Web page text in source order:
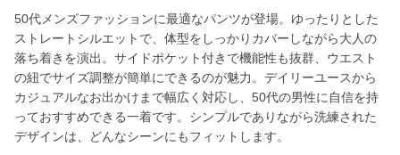
50代メンズファッションに最適なパンツが登場。ゆったりとした
ストレートシルエットで、体型をしっかりカバーしながら大人の
落ち着きを演出。サイドポケット付きで機能性も抜群、ウエスト
の紐でサイズ調整が簡単にできるのが魅力。デイリーユースから
カジュアルなお出かけまで幅広く対応し、50代の男性に自信を持
っておすすめできる一着です。シンプルでありながら洗練された
デザインは、どんなシーンにもフィットします。